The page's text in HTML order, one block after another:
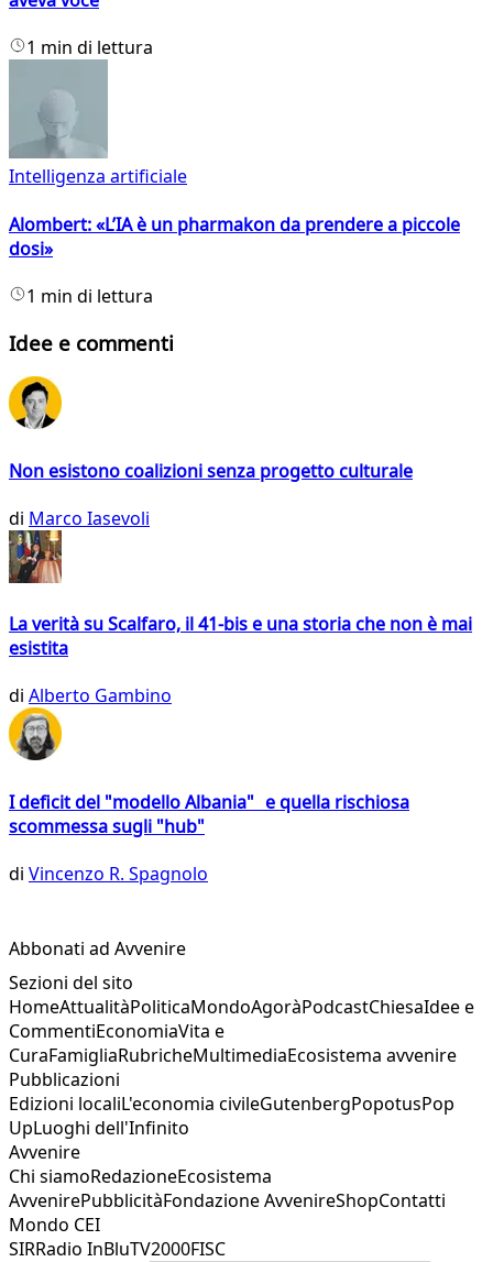
1 min di lettura
Intelligenza artificiale
Alombert: «L’IA è un pharmakon da prendere a piccole
dosi»
1 min di lettura
Idee e commenti
Non esistono coalizioni senza progetto culturale
di Marco Iasevoli
La verità su Scalfaro, il 41-bis e una storia che non è mai
esistita
di Alberto Gambino
I deficit del "modello Albania" e quella rischiosa
scommessa sugli "hub"
di Vincenzo R. Spagnolo
Abbonati ad Avvenire
Sezioni del sito
HomeAttualitàPoliticaMondoAgoràPodcastChiesaIdee e
CommentiEconomiaVita e
CuraFamigliaRubricheMultimediaEcosistema avvenire
Pubblicazioni
Edizioni localiL'economia civileGutenbergPopotusPop
UpLuoghi dell'Infinito
Avvenire
Chi siamoRedazioneEcosistema
AvvenirePubblicitàFondazione AvvenireShopContatti
Mondo CEI
SIRRadio InBluTV2000FISC